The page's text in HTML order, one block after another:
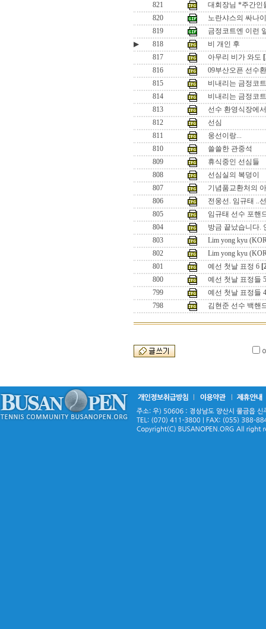
821
대회장님 *주간인
820
노란샤스의 싸나이
819
금정코트엔 이런
▶
818
비 개인 후
817
아무리 비가 와도
816
09부산오픈 선수
815
비내리는 금정코트
814
비내리는 금정코
813
선수 환영식장에서
812
선심
811
웅선이랑...
810
쓸쓸한 관중석
809
휴식중인 선심들
808
선심실의 복덩이
807
기념품교환처의
806
전웅선. 임규태 ..
805
임규태 선수 포핸
804
방금 끝났습니다.
803
Lim yong kyu
802
Lim yong kyu
801
예선 첫날 표정 6
800
예선 첫날 표정들 5
799
예선 첫날 표정들 4
798
김현준 선수 백핸